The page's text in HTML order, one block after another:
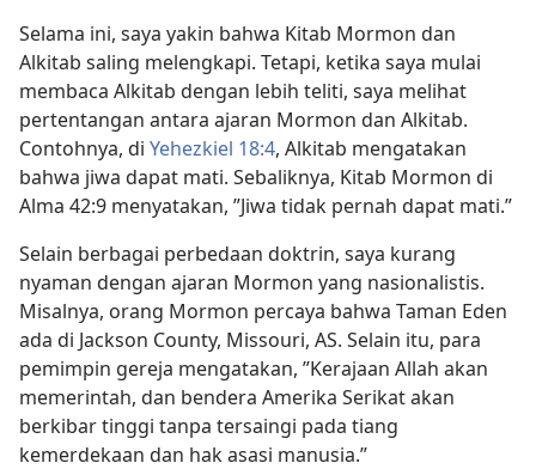
Selama ini, saya yakin bahwa Kitab Mormon dan
Alkitab saling melengkapi. Tetapi, ketika saya mulai
membaca Alkitab dengan lebih teliti, saya melihat
pertentangan antara ajaran Mormon dan Alkitab.
Contohnya, di Yehezkiel 18:4, Alkitab mengatakan
bahwa jiwa dapat mati. Sebaliknya, Kitab Mormon di
Alma 42:9 menyatakan, ”Jiwa tidak pernah dapat mati.”
Selain berbagai perbedaan doktrin, saya kurang
nyaman dengan ajaran Mormon yang nasionalistis.
Misalnya, orang Mormon percaya bahwa Taman Eden
ada di Jackson County, Missouri, AS. Selain itu, para
pemimpin gereja mengatakan, ”Kerajaan Allah akan
memerintah, dan bendera Amerika Serikat akan
berkibar tinggi tanpa tersaingi pada tiang
kemerdekaan dan hak asasi manusia.”